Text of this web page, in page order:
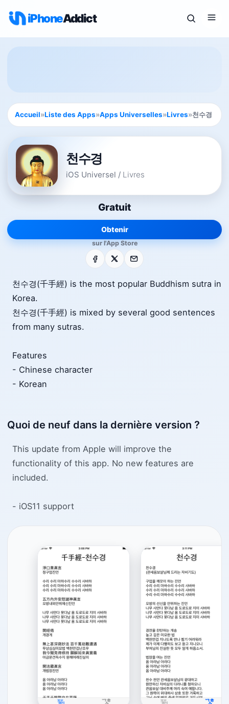
iPhoneAddict
Accueil»Liste des Apps»Apps Universelles»Livres»천수경
천수경
iOS Universel / Livres
Gratuit
Obtenir
sur l'App Store
Facebook E-mail
천수경(千手經) is the most popular Buddhism sutra in
Korea.
천수경(千手經) is mixed by several good sentences
from many sutras.
Features
- Chinese character
- Korean
Quoi de neuf dans la dernière version ?
This update from Apple will improve the
functionality of this app. No new features are
included.
- iOS11 support